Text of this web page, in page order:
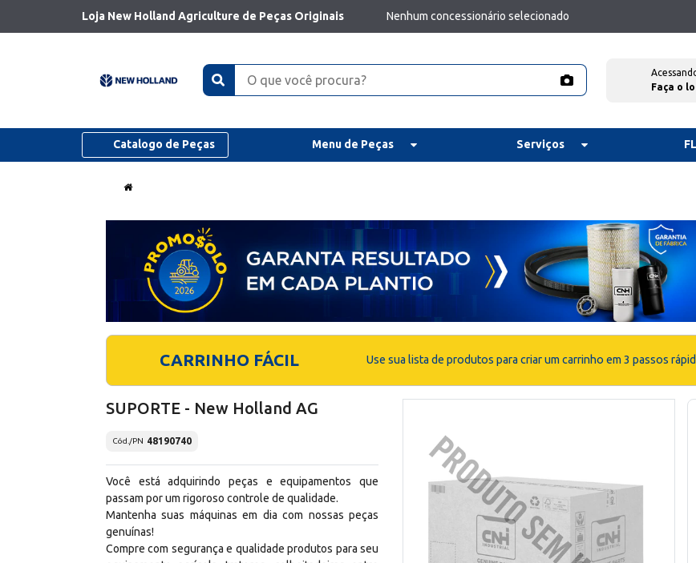
Loja New Holland Agriculture de Peças Originais Nenhum concessionário selecionado
Faça o
Catalogo de Peças Menu de Peças Serviços
CARRINHO FÁCIL Use sua lista de produtos para criar um carrinho em 3 passos
SUPORTE - New Holland AG
Cód./PN 48190740
Você está adquirindo peças e equipamentos que
passam por um rigoroso controle de qualidade.
Mantenha suas máquinas em dia com nossas peças
genuínas!
Compre com segurança e qualidade produtos para seu